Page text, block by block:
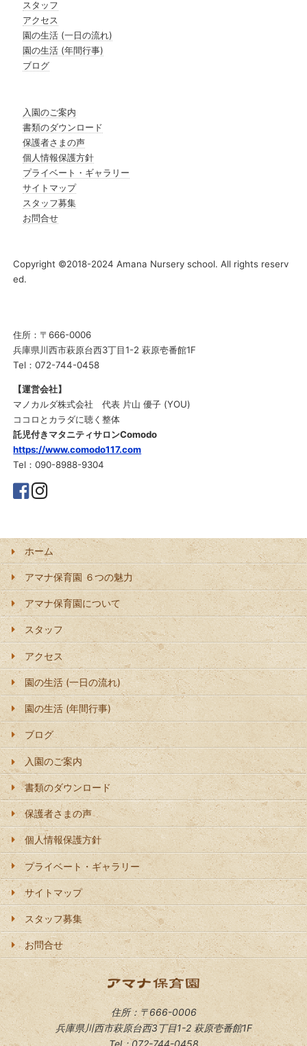
スタッフ
アクセス
園の生活 (一日の流れ)
園の生活 (年間行事)
ブログ
入園のご案内
書類のダウンロード
保護者さまの声
個人情報保護方針
プライベート・ギャラリー
サイトマップ
スタッフ募集
お問合せ
Copyright ©2018-2024 Amana Nursery school. All rights reserv
ed.
住所：〒666-0006
兵庫県川西市萩原台西3丁目1-2 萩原壱番館1F
Tel：072-744-0458
【運営会社】
マノカルダ株式会社 代表 片山 優子 (YOU)
ココロとカラダに聴く整体
託児付きマタニティサロンComodo
https://www.comodo117.com
Tel：090-8988-9304
ホーム
アマナ保育園 ６つの魅力
アマナ保育園について
スタッフ
アクセス
園の生活 (一日の流れ)
園の生活 (年間行事)
ブログ
入園のご案内
書類のダウンロード
保護者さまの声
個人情報保護方針
プライベート・ギャラリー
サイトマップ
スタッフ募集
お問合せ
住所：〒666-0006
兵庫県川西市萩原台西3丁目1-2 萩原壱番館1F
Tel：072-744-0458